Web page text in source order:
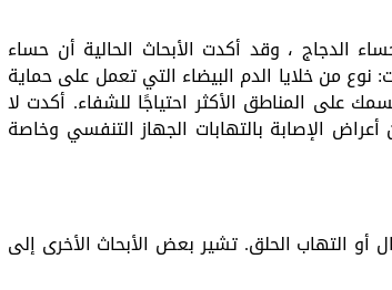
الدجاج ، وقد أكدت الأبحاث الحالية أن حساء
نوع من خلايا الدم البيضاء التي تعمل على حماية
على المناطق الأكثر احتياجًا للشفاء. أكدت لا
الإصابة بالتهابات الجهاز التنفسي وخاصة
التهاب الحلق. تشير بعض الأبحاث الأخرى إلى